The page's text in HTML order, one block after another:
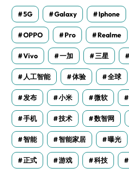
5G Galaxy Iphone
OPPO Pro Realme
Vivo 一加 三星
人工智能 体验 全球
发布 小米 微软
手机 技术 数智网
智能 智能家居 曝光
正式 游戏 科技